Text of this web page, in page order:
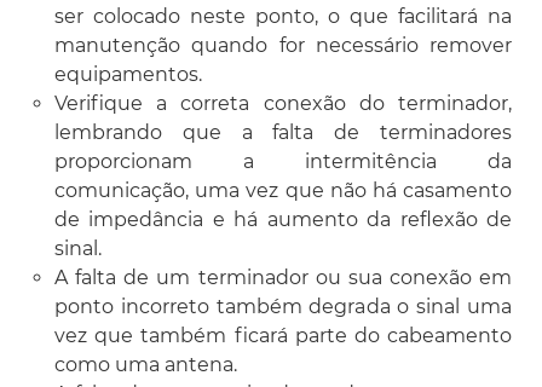
ser colocado neste ponto, o que facilitará na
manutenção quando for necessário remover
equipamentos.
Verifique a correta conexão do terminador,
lembrando que a falta de terminadores
proporcionam a intermitência da
comunicação, uma vez que não há casamento
de impedância e há aumento da reflexão de
sinal.
A falta de um terminador ou sua conexão em
ponto incorreto também degrada o sinal uma
vez que também ficará parte do cabeamento
como uma antena.